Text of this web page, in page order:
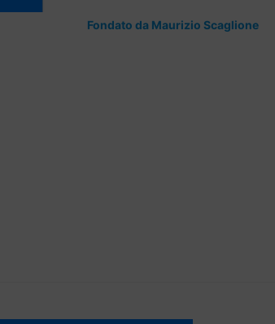
Fondato da Maurizio Scaglione